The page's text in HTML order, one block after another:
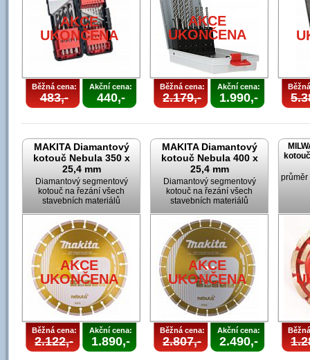
AKCE
UKONČENA
Běžná cena:
483,-
Akční cena:
440,-
AKCE
UKONČENA
Běžná cena:
2.179,-
Akční cena:
1.990,-
MAKITA Diamantový
kotouč Nebula 350 x
25,4 mm
Diamantový segmentový
kotouč na řezání všech
stavebních materiálů
AKCE
UKONČENA
Běžná cena:
2.122,-
Akční cena:
1.890,-
MAKITA Diamantový
kotouč Nebula 400 x
25,4 mm
Diamantový segmentový
kotouč na řezání všech
stavebních materiálů
AKCE
UKONČENA
Běžná cena:
2.807,-
Akční cena:
2.490,-
průměr